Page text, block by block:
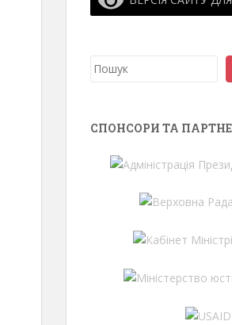
Пошук
СПОНСОРИ ТА